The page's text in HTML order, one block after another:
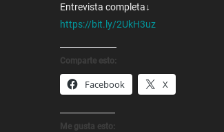
Entrevista completa↓
https://bit.ly/2UkH3uz
Comparte esto:
Facebook X
Me gusta esto: